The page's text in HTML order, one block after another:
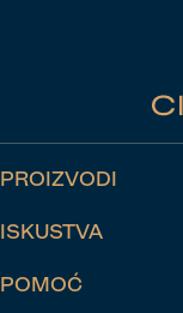
PROIZVODI
ISKUSTVA
POMOĆ